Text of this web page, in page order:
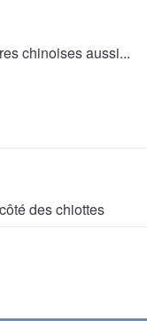
chinoises aussi...
des chiottes